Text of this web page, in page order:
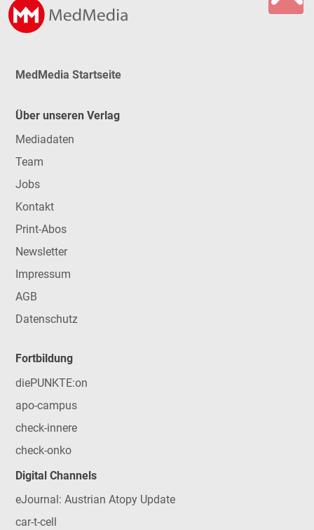
MedMedia Startseite
Über unseren Verlag
Mediadaten
Team
Jobs
Kontakt
Print-Abos
Newsletter
Impressum
AGB
Datenschutz
Fortbildung
diePUNKTE:on
apo-campus
check-innere
check-onko
Digital Channels
eJournal: Austrian Atopy Update
car-t-cell